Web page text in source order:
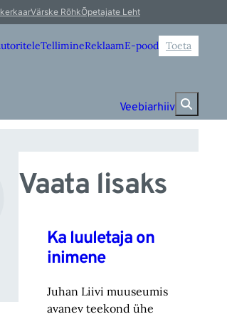
Värske RõhkÕpetajate Leht
TellimineReklaamE-pood Toeta
Veebiarhiiv
Vaata lisaks
Ka luuletaja on
inimene
Juhan Liivi muuseumis
avanev teekond ühe